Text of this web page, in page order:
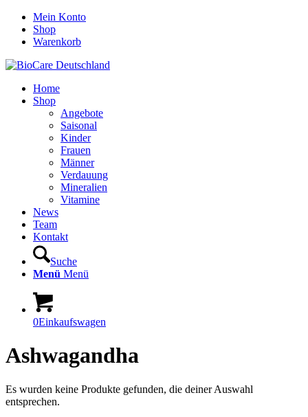
Mein Konto
Shop
Warenkorb
Home
Shop
Angebote
Saisonal
Kinder
Frauen
Männer
Verdauung
Mineralien
Vitamine
News
Team
Kontakt
Suche
Menü Menü
0Einkaufswagen
Ashwagandha
Es wurden keine Produkte gefunden, die deiner Auswahl
entsprechen.